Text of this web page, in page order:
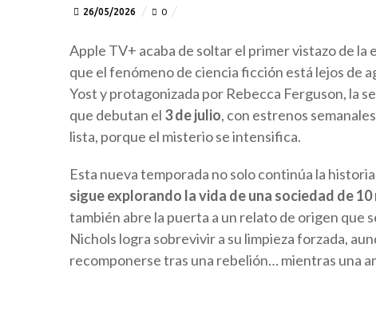
26/05/2026 0
Apple TV+ acaba de soltar el primer vistazo de la
que el fenómeno de ciencia ficción está lejos de
Yost y protagonizada por Rebecca Ferguson, la
que debutan el 3 de julio, con estrenos
lista, porque el misterio se intensifica.
Esta nueva temporada no solo continúa la
sigue explorando la vida de una sociedad de
también abre la puerta a un relato de origen que
Nichols logra sobrevivir a su limpieza forzada,
recomponerse tras una rebelión… mientras una